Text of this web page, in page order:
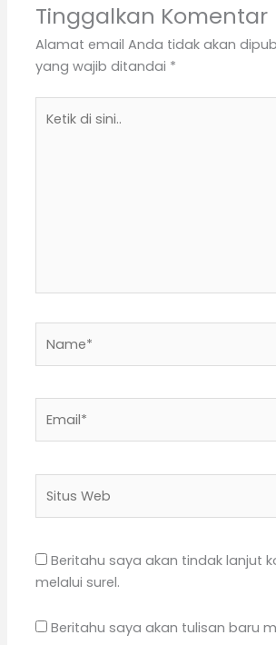
Tinggalkan Komentar
Alamat email Anda tidak akan
yang wajib ditandai *
di
Web
Beritahu saya akan tindak lanjut
melalui surel.
Beritahu saya akan tulisan baru